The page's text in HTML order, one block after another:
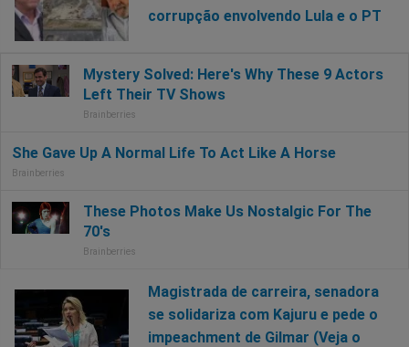
corrupção envolvendo Lula e o PT
Magistrada de carreira, senadora
se solidariza com Kajuru e pede o
impeachment de Gilmar (Veja o